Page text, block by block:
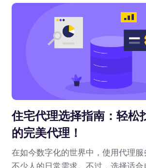
住宅代理选择指南：轻松
的完美代理！
在如今数字化的世界中，使用代理服
不少人的日常需求。不过，选择适